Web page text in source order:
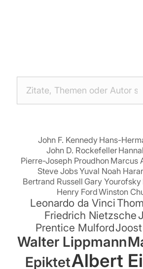
John F. Kennedy Hans-
John D. Rockefeller
Pierre-Joseph Proudhon Marcus
Steve JobsYuval Noah
Bertrand Russell Gary Yourofsky
Henry FordWinston
Leonardo da Vinci
Friedrich Nietzsche
Prentice Mulford
Walter Lippmann
EpiktetAlbert